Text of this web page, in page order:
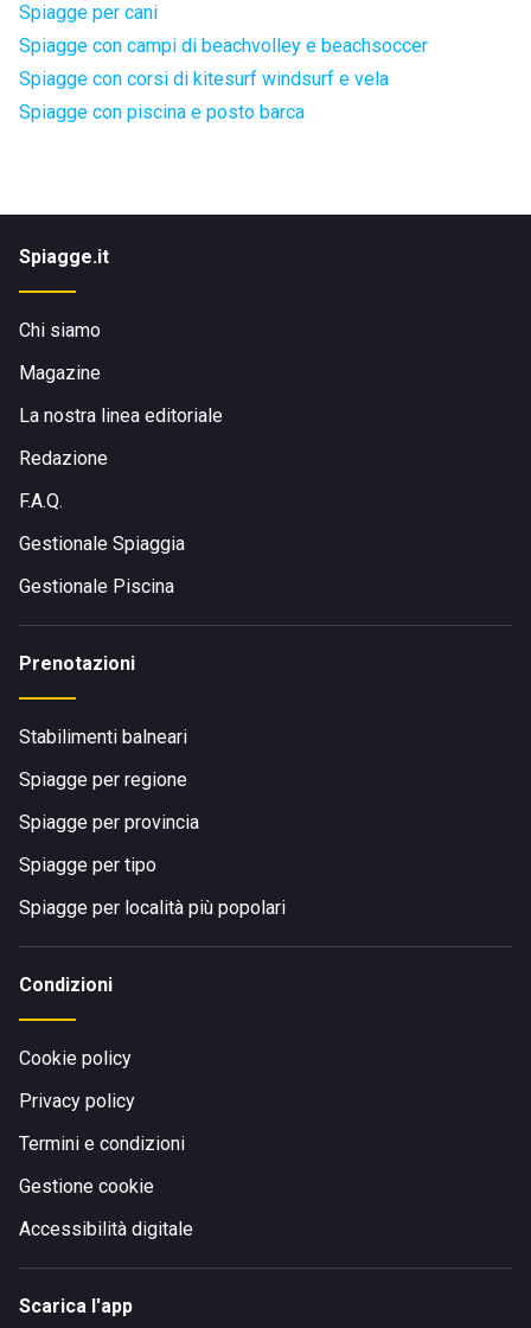
Spiagge per cani
Spiagge con campi di beachvolley e beachsoccer
Spiagge con corsi di kitesurf windsurf e vela
Spiagge con piscina e posto barca
Spiagge.it
Chi siamo
Magazine
La nostra linea editoriale
Redazione
F.A.Q.
Gestionale Spiaggia
Gestionale Piscina
Prenotazioni
Stabilimenti balneari
Spiagge per regione
Spiagge per provincia
Spiagge per tipo
Spiagge per località più popolari
Condizioni
Cookie policy
Privacy policy
Termini e condizioni
Gestione cookie
Accessibilità digitale
Scarica l'app